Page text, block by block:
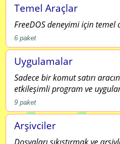
Temel Araçlar
FreeDOS deneyimi için
6 paket
Uygulamalar
Sadece bir komut satırı
etkileşimli program ve
9 paket
Arşivciler